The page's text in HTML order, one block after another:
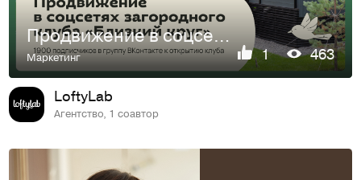
Продвижение в соцсетях загородного клуба «Близкий круг»
Маркетинг 1 463
LoftyLab
Агентство, 1 соавтор